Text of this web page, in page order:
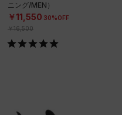
ニング/MEN）
￥11,550 30%OFF
￥16,500